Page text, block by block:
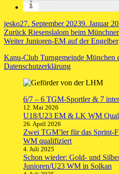
Autor
jeskoVeröffentlicht
am
27. September 20239. Januar
Beitragsnavigation
Zurück Vorheriger
Beitrag:
Riesenslalom beim
Weiter Nächster
Junioren-EM auf der
Kanu-Club Turngemeinde München
Datenschutzerklärung
6/7 – 6 TGM-Sportler & 7
12. Mai 2026
U18/U23 EM & LK WM
26. April 2026
Zwei TGM’ler für das Sprint-
WM qualifiziert
4. Juli 2025
Schon wieder: Gold- und
Junioren/U23 WM in Solkan